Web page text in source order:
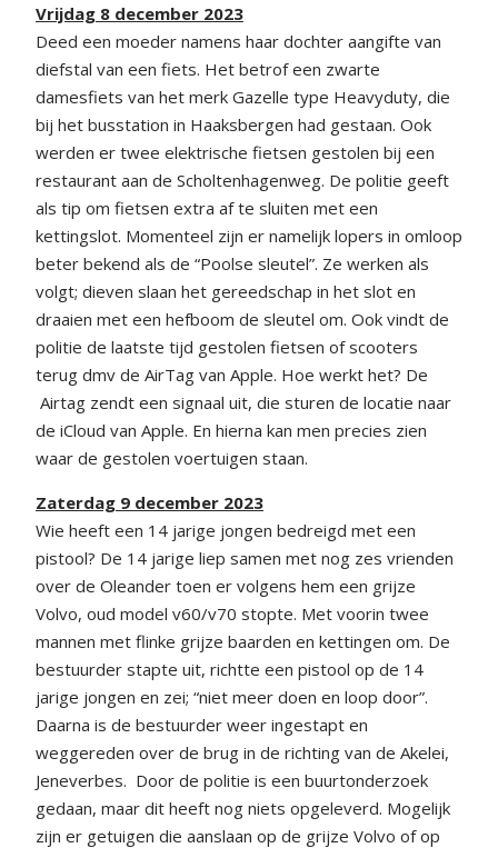
Vrijdag 8 december 2023
Deed een moeder namens haar dochter aangifte van
diefstal van een fiets. Het betrof een zwarte
damesfiets van het merk Gazelle type Heavyduty, die
bij het busstation in Haaksbergen had gestaan. Ook
werden er twee elektrische fietsen gestolen bij een
restaurant aan de Scholtenhagenweg. De politie geeft
als tip om fietsen extra af te sluiten met een
kettingslot. Momenteel zijn er namelijk lopers in omloop
beter bekend als de “Poolse sleutel”. Ze werken als
volgt; dieven slaan het gereedschap in het slot en
draaien met een hefboom de sleutel om. Ook vindt de
politie de laatste tijd gestolen fietsen of scooters
terug dmv de AirTag van Apple. Hoe werkt het? De
Airtag zendt een signaal uit, die sturen de locatie naar
de iCloud van Apple. En hierna kan men precies zien
waar de gestolen voertuigen staan.
Zaterdag 9 december 2023
Wie heeft een 14 jarige jongen bedreigd met een
pistool? De 14 jarige liep samen met nog zes vrienden
over de Oleander toen er volgens hem een grijze
Volvo, oud model v60/v70 stopte. Met voorin twee
mannen met flinke grijze baarden en kettingen om. De
bestuurder stapte uit, richtte een pistool op de 14
jarige jongen en zei; “niet meer doen en loop door”.
Daarna is de bestuurder weer ingestapt en
weggereden over de brug in de richting van de Akelei,
Jeneverbes. Door de politie is een buurtonderzoek
gedaan, maar dit heeft nog niets opgeleverd. Mogelijk
zijn er getuigen die aanslaan op de grijze Volvo of op